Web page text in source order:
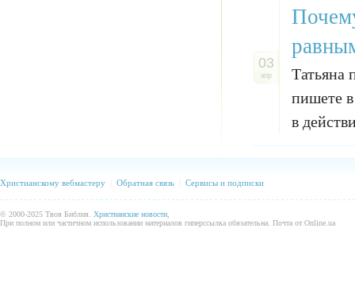
03
апр
Татьяна
пишете
в
Христианскому вебмастеру Обратная связь Сервисы и подписки
© 2000-2025 Твоя Библия. Христианские новости
При полном или частичном использовании материалов гиперссылка обязательна. Почта от Online.ua